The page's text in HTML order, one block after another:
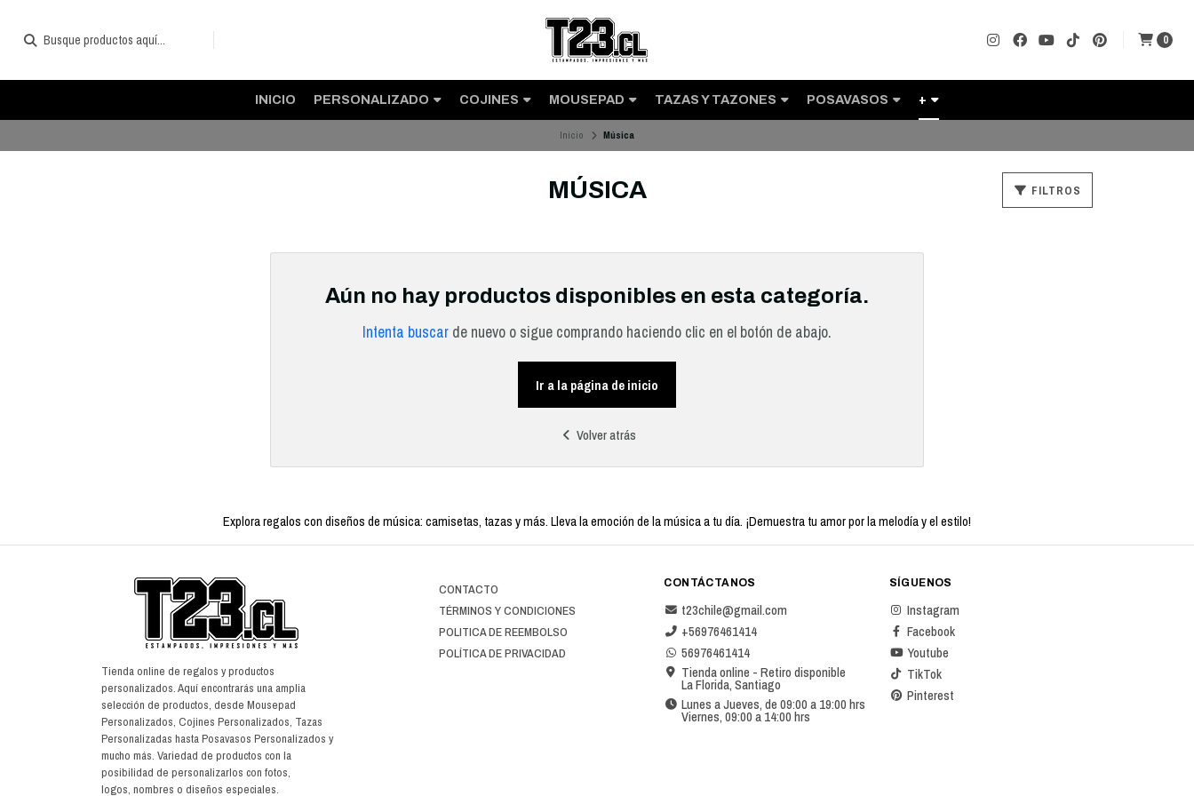
0
INICIO PERSONALIZADO COJINES MOUSEPAD TAZAS Y TAZONES POSAVASOS +
Inicio Música
MÚSICA FILTROS
Aún no hay productos disponibles en esta categoría.
Intenta buscar de nuevo o sigue comprando haciendo clic en el botón de abajo.
Ir a la página de inicio
Volver atrás
Explora regalos con diseños de música: camisetas, tazas y más. Lleva la emoción de la música a tu día. ¡Demuestra tu amor por la melodía y el estilo!
Tienda online de regalos y productos
personalizados. Aquí encontrarás una amplia
selección de productos, desde Mousepad
Personalizados, Cojines Personalizados, Tazas
Personalizadas hasta Posavasos Personalizados y
mucho más. Variedad de productos con la
posibilidad de personalizarlos con fotos,
logos, nombres o diseños especiales.
CONTACTO
TÉRMINOS Y CONDICIONES
POLITICA DE REEMBOLSO
POLÍTICA DE PRIVACIDAD
CONTÁCTANOS
t23chile@gmail.com
+56976461414
56976461414
Tienda online - Retiro disponible
La Florida, Santiago
Lunes a Jueves, de 09:00 a 19:00 hrs
Viernes, 09:00 a 14:00 hrs
SÍGUENOS
Instagram
Facebook
Youtube
TikTok
Pinterest